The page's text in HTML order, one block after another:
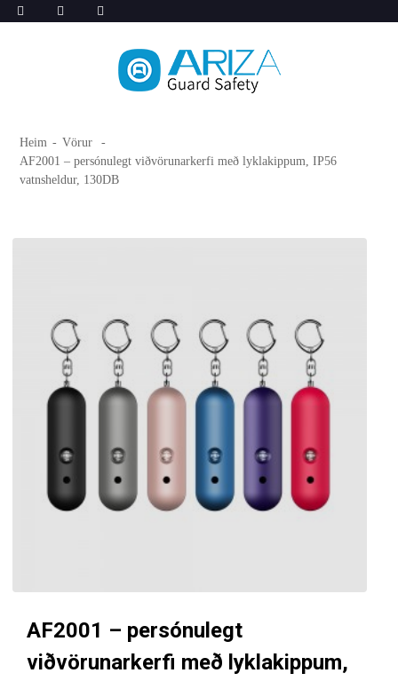
Heim
Vörur
AF2001 – persónulegt viðvörunarkerfi með lyklakippum, IP56
vatnsheldur, 130DB
AF2001 – persónulegt
viðvörunarkerfi með lyklakippum,